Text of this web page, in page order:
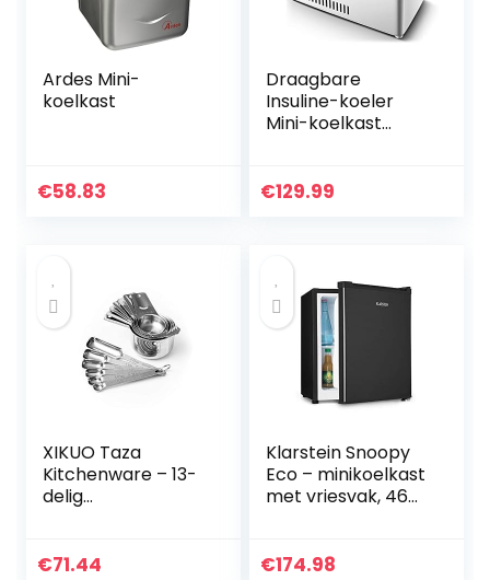
Ardes Mini-
koelkast
€58.83
Draagbare
Insuline-koeler
Mini-koelkast
° C voor Reisauto
€129.99
XIKUO Taza
Kitchenware – 13-
delig
stapelbaar
€71.44
Klarstein Snoopy
Eco – minikoelkast
met vriesvak, 46
energiebesparend,
€174.98